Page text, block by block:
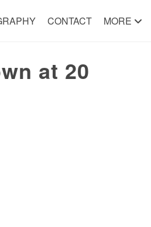
CONTACT MORE
at 20